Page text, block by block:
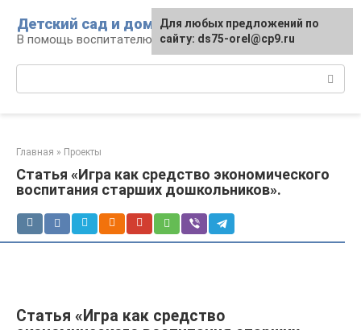
контенту
Детский сад и дом
В помощь воспитателю и родителям
Главная » Проекты
Статья «Игра как средство экономического
воспитания старших дошкольников».
Статья «Игра как средство
Для любых предложений по
сайту: ds75-orel@cp9.ru